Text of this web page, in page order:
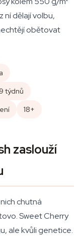
ní dělají volbu,
obětovat
týdnů
18+
zaslouží
chutná
Sweet Cherry
ale kvůli genetice.